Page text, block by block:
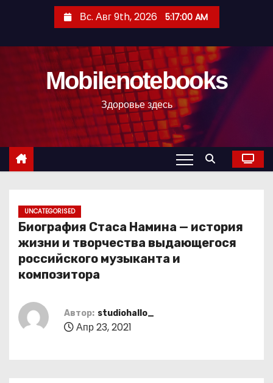
с
Вс. Авг 9th, 2026 5:17:02 AM
Mobilenotebooks
Здоровье здесь
UNCATEGORISED
Биография Стаса Намина — история
жизни и творчества выдающегося
российского музыканта и
композитора
Автор: studiohallo_
Апр 23, 2021